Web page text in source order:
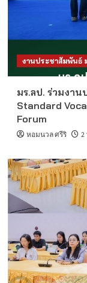
งานประชาสัมพันธ์
มร.ลป. ร่วมงาน
Standard
Forum
หอมนวล ศรีริ 2